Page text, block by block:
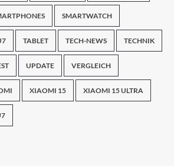
SMARTWATCH
TABLET TECH-NEWS TECHNIK
UPDATE VERGLEICH
XIAOMI 15 XIAOMI 15 ULTRA